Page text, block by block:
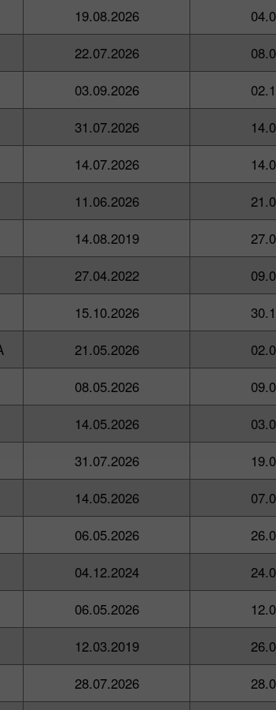
19.08.2026
22.07.2026
03.09.2026
31.07.2026
14.07.2026
11.06.2026
14.08.2019
27.04.2022
15.10.2026
21.05.2026
08.05.2026
14.05.2026
31.07.2026
14.05.2026
06.05.2026
04.12.2024
06.05.2026
12.03.2019
28.07.2026